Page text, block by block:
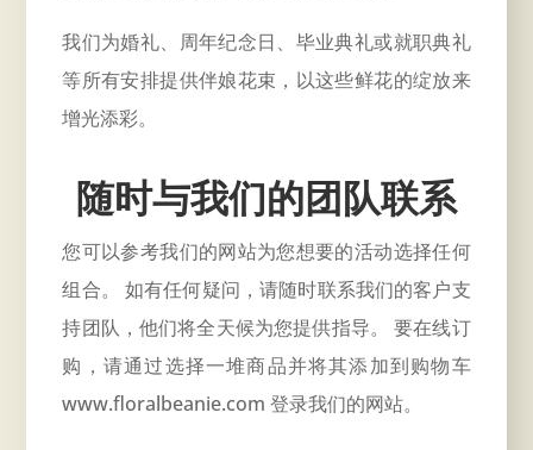
我们为婚礼、周年纪念日、毕业典礼或就职典礼
等所有安排提供伴娘花束，以这些鲜花的绽放来
增光添彩。
随时与我们的团队联系
您可以参考我们的网站为您想要的活动选择任何
组合。 如有任何疑问，请随时联系我们的客户支
持团队，他们将全天候为您提供指导。 要在线订
购，请通过选择一堆商品并将其添加到购物车
www.floralbeanie.com 登录我们的网站。